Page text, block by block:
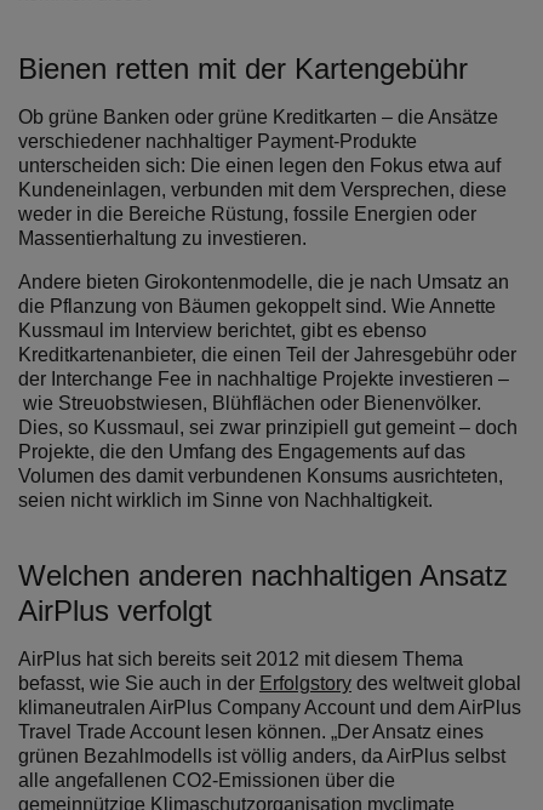
Bienen retten mit der Kartengebühr
Ob grüne Banken oder grüne Kreditkarten – die Ansätze
verschiedener nachhaltiger Payment-Produkte
unterscheiden sich: Die einen legen den Fokus etwa auf
Kundeneinlagen, verbunden mit dem Versprechen, diese
weder in die Bereiche Rüstung, fossile Energien oder
Massentierhaltung zu investieren.
Andere bieten Girokontenmodelle, die je nach Umsatz an
die Pflanzung von Bäumen gekoppelt sind. Wie Annette
Kussmaul im Interview berichtet, gibt es ebenso
Kreditkartenanbieter, die einen Teil der Jahresgebühr oder
der Interchange Fee in nachhaltige Projekte investieren –
wie Streuobstwiesen, Blühflächen oder Bienenvölker.
Dies, so Kussmaul, sei zwar prinzipiell gut gemeint – doch
Projekte, die den Umfang des Engagements auf das
Volumen des damit verbundenen Konsums ausrichteten,
seien nicht wirklich im Sinne von Nachhaltigkeit.
Welchen anderen nachhaltigen Ansatz
AirPlus verfolgt
AirPlus hat sich bereits seit 2012 mit diesem Thema
befasst, wie Sie auch in der Erfolgstory des weltweit global
klimaneutralen AirPlus Company Account und dem AirPlus
Travel Trade Account lesen können. „Der Ansatz eines
grünen Bezahlmodells ist völlig anders, da AirPlus selbst
alle angefallenen CO2-Emissionen über die
gemeinnützige Klimaschutzorganisation myclimate